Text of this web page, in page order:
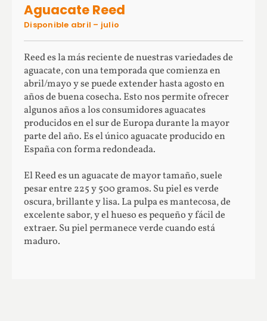
Aguacate Reed
Disponible abril – julio
Reed es la más reciente de nuestras variedades de
aguacate, con una temporada que comienza en
abril/mayo y se puede extender hasta agosto en
años de buena cosecha. Esto nos permite ofrecer
algunos años a los consumidores aguacates
producidos en el sur de Europa durante la mayor
parte del año. Es el único aguacate producido en
España con forma redondeada.
El Reed es un aguacate de mayor tamaño, suele
pesar entre 225 y 500 gramos. Su piel es verde
oscura, brillante y lisa. La pulpa es mantecosa, de
excelente sabor, y el hueso es pequeño y fácil de
extraer. Su piel permanece verde cuando está
maduro.